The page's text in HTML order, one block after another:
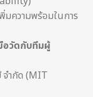
มความพร้อมในการ
อวัดกับทีมผู้
จำกัด (MIT